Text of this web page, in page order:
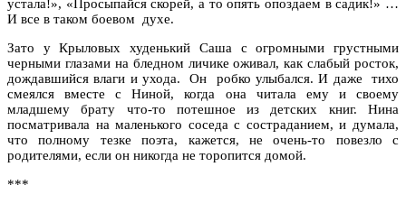
устала!», «Просыпайся скорей, а то опять опоздаем в садик!» …
И все в таком боевом духе.
Зато у Крыловых худенький Саша с огромными грустными
черными глазами на бледном личике оживал, как слабый росток,
дождавшийся влаги и ухода. Он робко улыбался. И даже тихо
смеялся вместе с Ниной, когда она читала ему и своему
младшему брату что-то потешное из детских книг. Нина
посматривала на маленького соседа с состраданием, и думала,
что полному тезке поэта, кажется, не очень-то повезло с
родителями, если он никогда не торопится домой.
***